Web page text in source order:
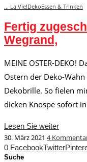
... La Vie!DekoEssen & Trinken
Fertig
Wegrand,
MEINE OSTER-DEKO!
Ostern der Deko-
Dekobrille. So fielen
dicken Knospe sofort
Lesen Sie weiter
30. März 2021 4
0 FacebookTwitter
Suche